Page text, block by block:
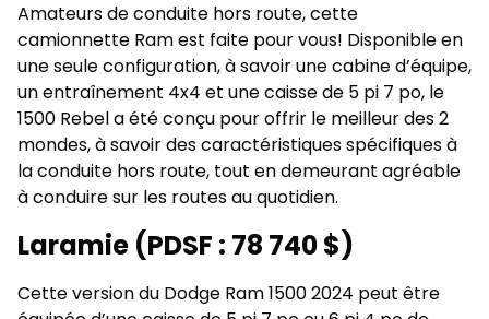
Amateurs de conduite hors route, cette
camionnette Ram est faite pour vous! Disponible en
une seule configuration, à savoir une cabine d’équipe,
un entraînement 4x4 et une caisse de 5 pi 7 po, le
1500 Rebel a été conçu pour offrir le meilleur des 2
mondes, à savoir des caractéristiques spécifiques à
la conduite hors route, tout en demeurant agréable
à conduire sur les routes au quotidien.
Laramie (PDSF : 78 740 $)
Cette version du Dodge Ram 1500 2024 peut être